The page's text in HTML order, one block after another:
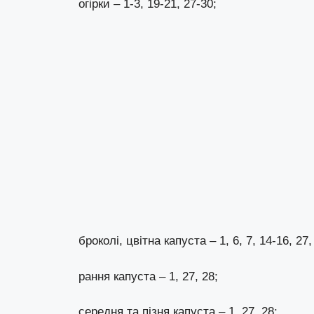
огірки – 1-3, 19-21, 27-30;
броколі, цвітна капуста – 1, 6, 7, 14-16,
рання капуста – 1, 27, 28;